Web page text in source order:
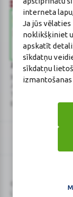
interneta
Ja jūs
noklikšķiniet
apskatīt
sīkdatņu
sīkdatņu
izmantošanas
Zāļu valsts aģentūra
www.zva.gov.lv
Jersikas iela 15, Rīga
E-pasts:
.